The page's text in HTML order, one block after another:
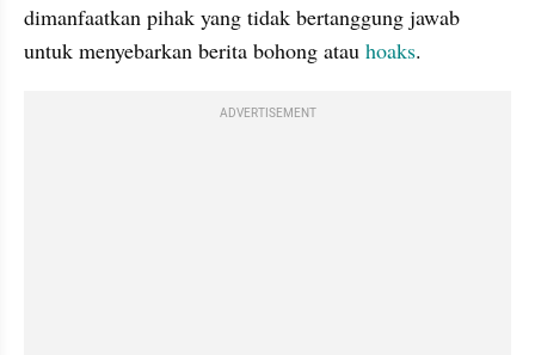
dimanfaatkan pihak yang tidak bertanggung jawab
untuk menyebarkan berita bohong atau hoaks.
ADVERTISEMENT